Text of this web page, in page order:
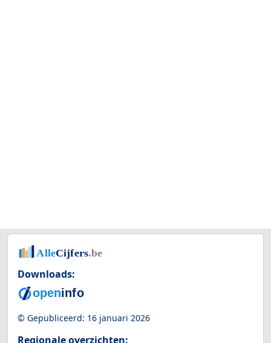
Downloads:
© Gepubliceerd: 16 januari 2026
Regionale overzichten: